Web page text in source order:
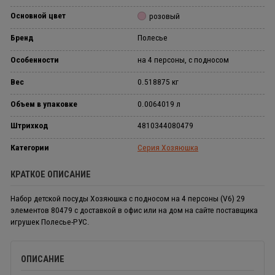
Основной цвет розовый
Бренд Полесье
Особенности на 4 персоны, с подносом
Вес 0.518875 кг
Объем в упаковке 0.0064019 л
Штрихкод 4810344080479
Категории Серия Хозяюшка
КРАТКОЕ ОПИСАНИЕ
Набор детской посуды Хозяюшка с подносом на 4 персоны (V6) 29
элементов 80479 с доставкой в офис или на дом на сайте поставщика
игрушек Полесье-РУС.
ОПИСАНИЕ